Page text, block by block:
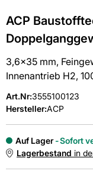
ACP
3,6x35 mm,
Innenantrieb H2,
Art.Nr:3555100123
Hersteller:ACP
Auf Lager
Sofort
Lagerbestand in